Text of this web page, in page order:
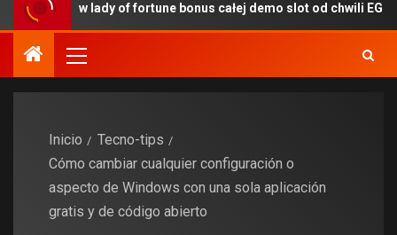
lady of fortune bonus całej demo slot od chwili EGT
Inicio
Tecno-tips
Cómo cambiar cualquier configuración o
aspecto de Windows con una sola aplicación
gratis y de código abierto